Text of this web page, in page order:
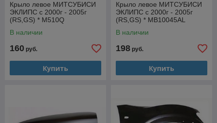
Крыло левое МИТСУБИСИ
ЭКЛИПС с 2000г - 2005г
(RS,GS) * M510Q
В наличии
160 руб.
Купить
Крыло левое МИТСУБИСИ
ЭКЛИПС с 2000г - 2005г
(RS,GS) * MB10045AL
В наличии
198 руб.
Купить